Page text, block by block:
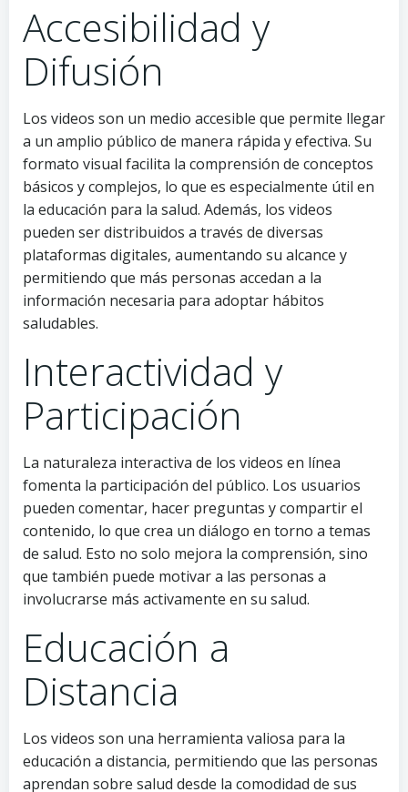
Accesibilidad y
Difusión
Los videos son un medio accesible que permite llegar
a un amplio público de manera rápida y efectiva. Su
formato visual facilita la comprensión de conceptos
básicos y complejos, lo que es especialmente útil en
la educación para la salud. Además, los videos
pueden ser distribuidos a través de diversas
plataformas digitales, aumentando su alcance y
permitiendo que más personas accedan a la
información necesaria para adoptar hábitos
saludables.
Interactividad y
Participación
La naturaleza interactiva de los videos en línea
fomenta la participación del público. Los usuarios
pueden comentar, hacer preguntas y compartir el
contenido, lo que crea un diálogo en torno a temas
de salud. Esto no solo mejora la comprensión, sino
que también puede motivar a las personas a
involucrarse más activamente en su salud.
Educación a
Distancia
Los videos son una herramienta valiosa para la
educación a distancia, permitiendo que las personas
aprendan sobre salud desde la comodidad de sus